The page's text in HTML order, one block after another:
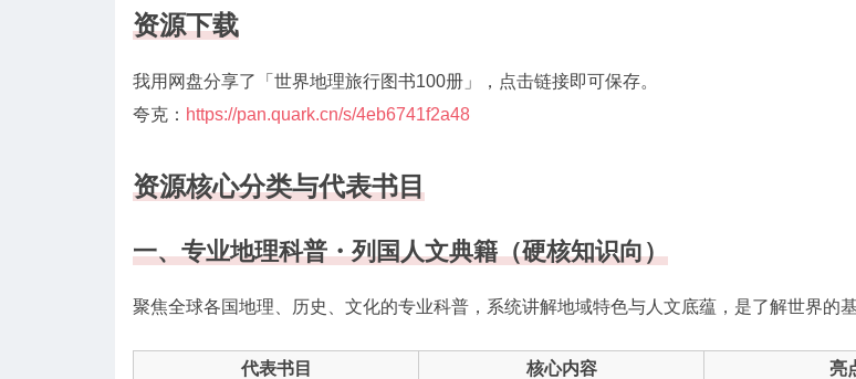
资源下载
我用网盘分享了「世界地理旅行图书100册」，点击链接即可保存。
夸克： https://pan.quark.cn/s/4eb6741f2a48
资源核心分类与代表书目
一、专业地理科普・列国人文典籍（硬核知识向）
聚焦全球各国地理、历史、文化的专业科普，系统讲解地域特色与人文底蕴，是了解世界的
代表书目 核心内容 亮